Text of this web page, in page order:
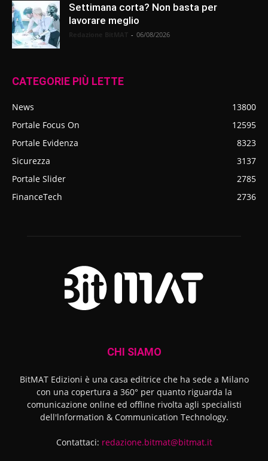
Settimana corta? Non basta per
lavorare meglio
- 06/08/2026
CATEGORIE PIÙ LETTE
News
13800
Portale Focus On
12595
Portale Evidenza
8323
Sicurezza
3137
Portale Slider
2785
FinanceTech
2736
CHI SIAMO
BitMAT Edizioni è una casa editrice che ha sede a Milano
con una copertura a 360° per quanto riguarda la
comunicazione online ed offline rivolta agli specialisti
dell'lnformation & Communication Technology.
Contattaci: redazione.bitmat@bitmat.it